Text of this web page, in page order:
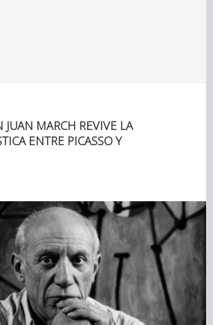
JUAN MARCH REVIVE LA
ENTRE PICASSO Y